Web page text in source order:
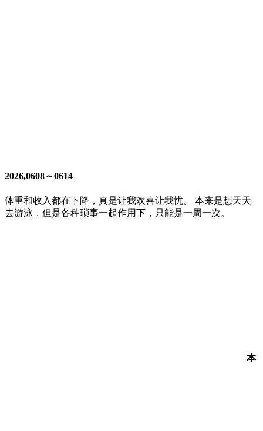
2026,0608～0614
体重和收入都在下降，真是让我欢喜让我忧。 本来是想天天
去游泳，但是各种琐事一起作用下，只能是一周一次。
本